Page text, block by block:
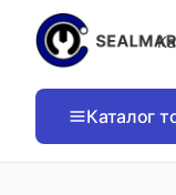
Каталог